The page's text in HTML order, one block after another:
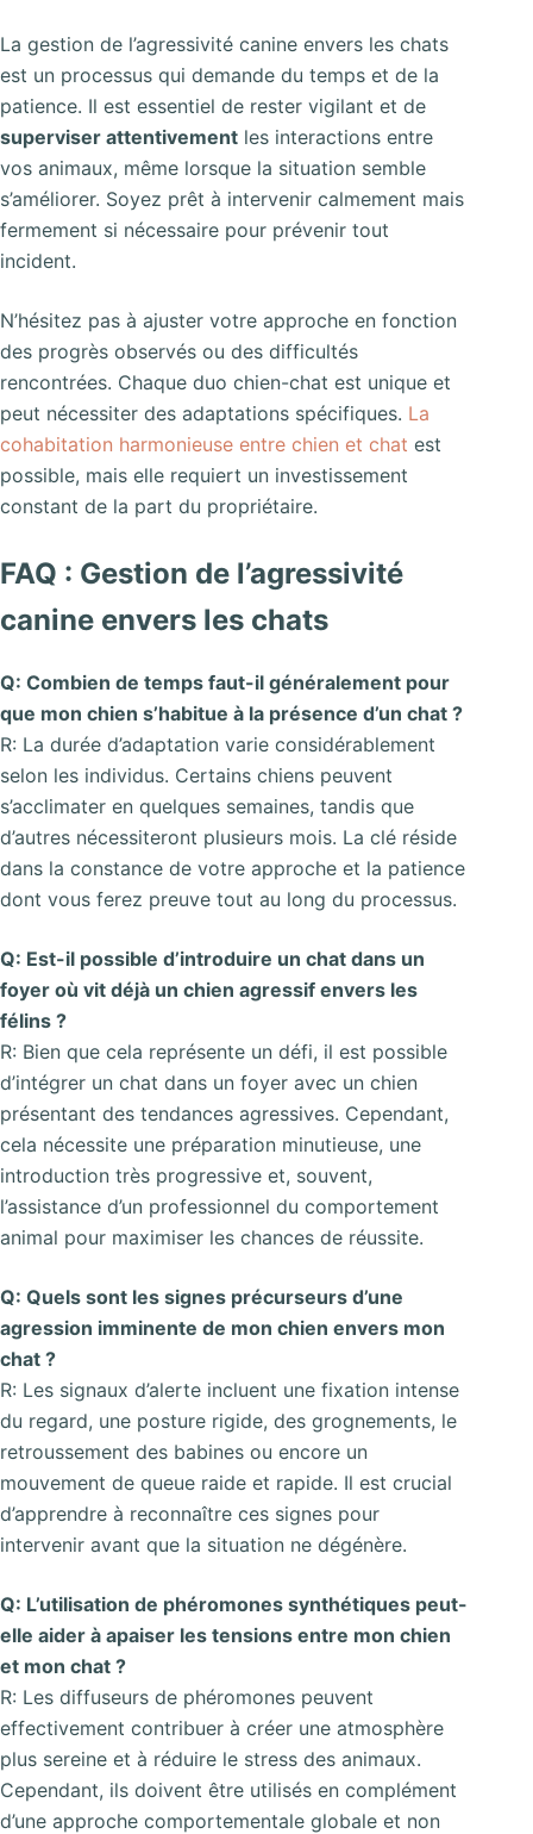
La gestion de l’agressivité canine envers les chats
est un processus qui demande du temps et de la
patience. Il est essentiel de rester vigilant et de
superviser attentivement les interactions entre
vos animaux, même lorsque la situation semble
s’améliorer. Soyez prêt à intervenir calmement mais
fermement si nécessaire pour prévenir tout
incident.
N’hésitez pas à ajuster votre approche en fonction
des progrès observés ou des difficultés
rencontrées. Chaque duo chien-chat est unique et
peut nécessiter des adaptations spécifiques. La
cohabitation harmonieuse entre chien et chat est
possible, mais elle requiert un investissement
constant de la part du propriétaire.
FAQ : Gestion de l’agressivité
canine envers les chats
Q: Combien de temps faut-il généralement pour
que mon chien s’habitue à la présence d’un chat ?
R: La durée d’adaptation varie considérablement
selon les individus. Certains chiens peuvent
s’acclimater en quelques semaines, tandis que
d’autres nécessiteront plusieurs mois. La clé réside
dans la constance de votre approche et la patience
dont vous ferez preuve tout au long du processus.
Q: Est-il possible d’introduire un chat dans un
foyer où vit déjà un chien agressif envers les
félins ?
R: Bien que cela représente un défi, il est possible
d’intégrer un chat dans un foyer avec un chien
présentant des tendances agressives. Cependant,
cela nécessite une préparation minutieuse, une
introduction très progressive et, souvent,
l’assistance d’un professionnel du comportement
animal pour maximiser les chances de réussite.
Q: Quels sont les signes précurseurs d’une
agression imminente de mon chien envers mon
chat ?
R: Les signaux d’alerte incluent une fixation intense
du regard, une posture rigide, des grognements, le
retroussement des babines ou encore un
mouvement de queue raide et rapide. Il est crucial
d’apprendre à reconnaître ces signes pour
intervenir avant que la situation ne dégénère.
Q: L’utilisation de phéromones synthétiques peut-
elle aider à apaiser les tensions entre mon chien
et mon chat ?
R: Les diffuseurs de phéromones peuvent
effectivement contribuer à créer une atmosphère
plus sereine et à réduire le stress des animaux.
Cependant, ils doivent être utilisés en complément
d’une approche comportementale globale et non